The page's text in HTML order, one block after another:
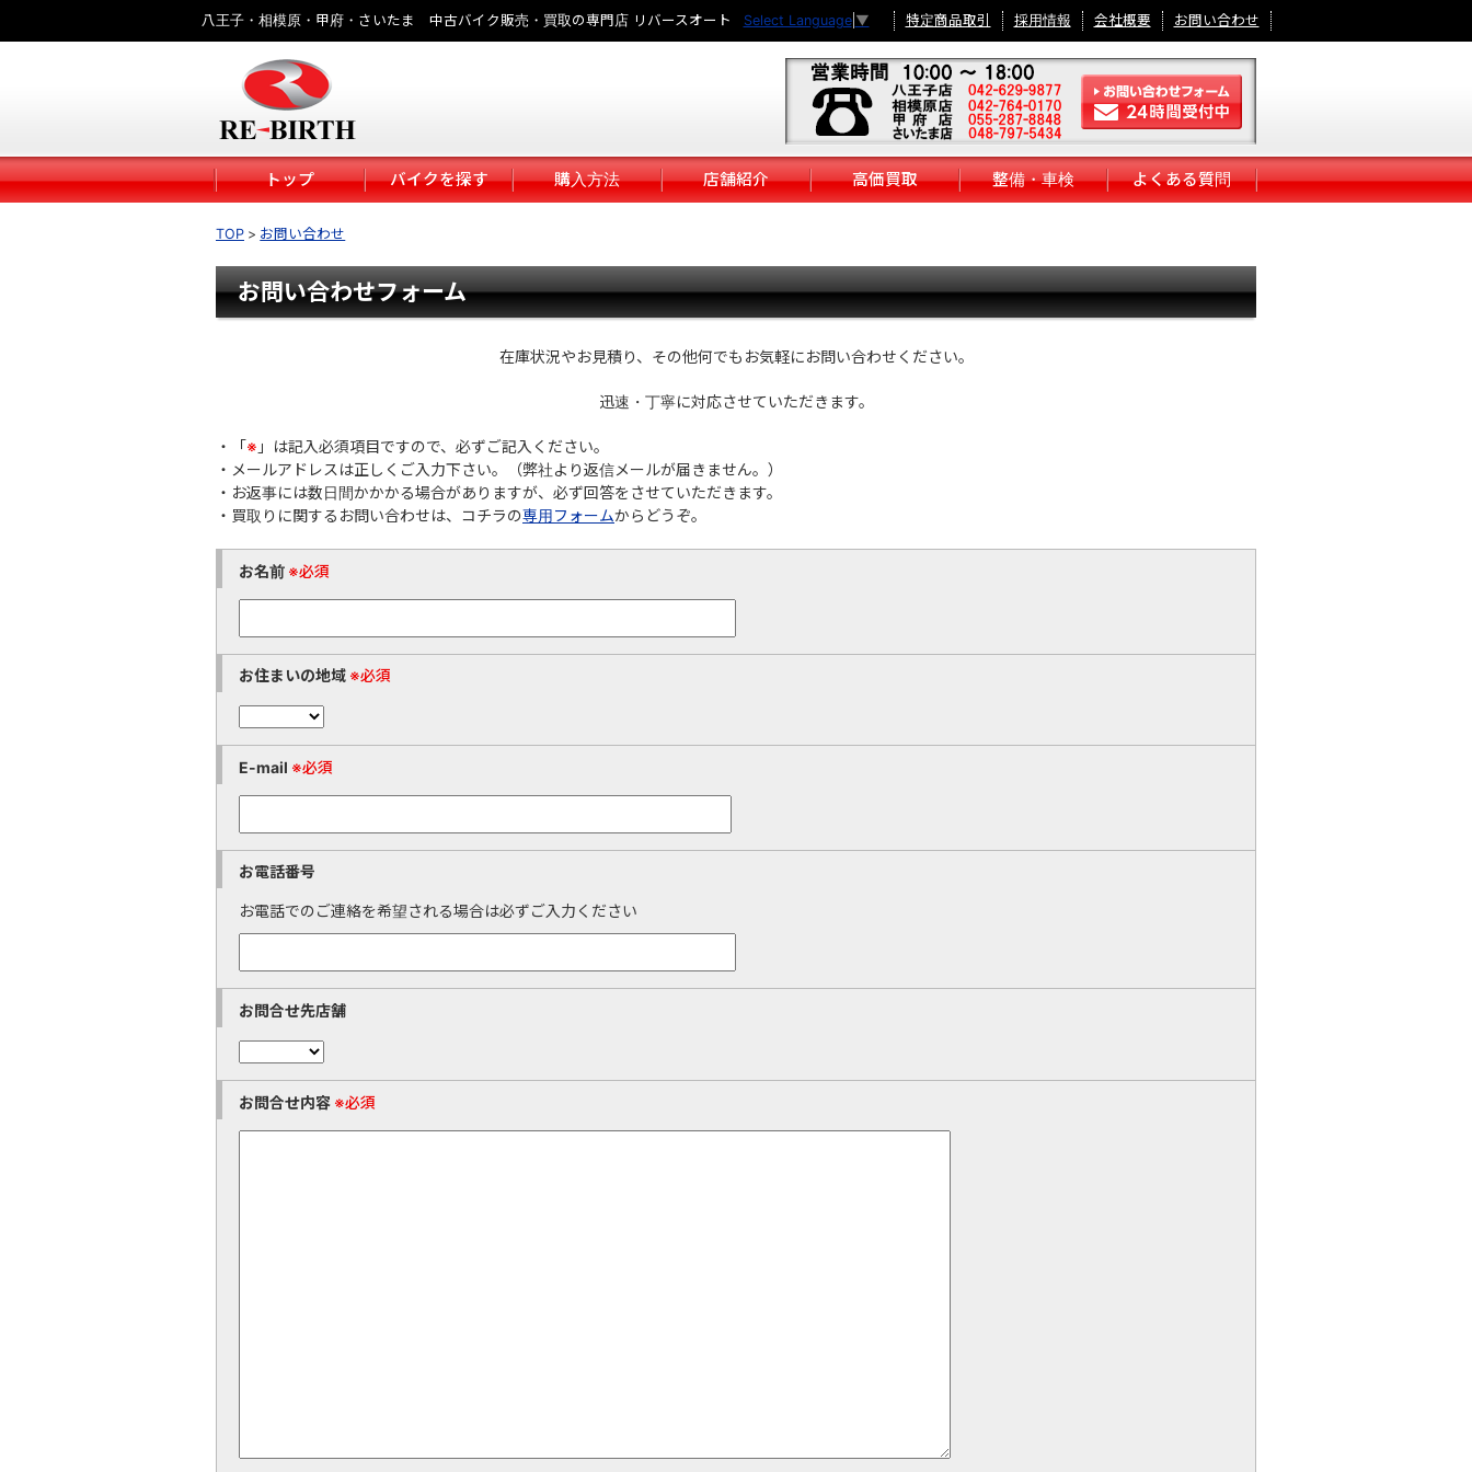
八王子・相模原・甲府・さいたま 中古バイク販売・買取の専門店 リバースオート Select Language ▼ 特定商品取引 採用情報 会社概要 お問い合わせ
トップ バイクを探す 購入方法 店舗紹介 高価買取 整備・車検 よくある質問
TOP お問い合わせ
お問い合わせフォーム
在庫状況やお見積り、その他何でもお気軽にお問い合わせください。
迅速・丁寧に対応させていただきます。
・「※ 」は記入必須項目ですので、必ずご記入ください。
・メールアドレスは正しくご入力下さい。（弊社より返信メールが届きません。）
・お返事には数日間かかかる場合がありますが、必ず回答をさせていただきます。
・買取りに関するお問い合わせは、コチラの専用フォームからどうぞ。
お名前 ※必須
お住まいの地域 ※必須
E-mail ※必須
お電話番号
お電話でのご連絡を希望される場合は必ずご入力ください
お問合せ先店舗
お問合せ内容 ※必須